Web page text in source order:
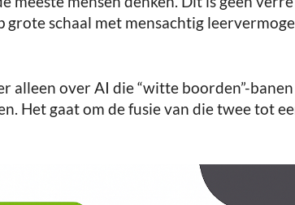
schaal met mensachtig
alleen over AI die “witte boorden”-
Het gaat om de fusie van die twee tot